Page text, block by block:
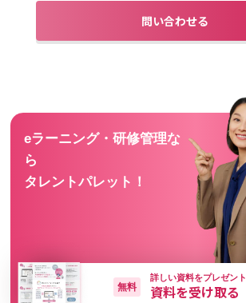
問い合わせる
eラーニング・研修管理な
ら
タレントパレット！
無料
詳しい資料をプレゼント
資料を受け取る